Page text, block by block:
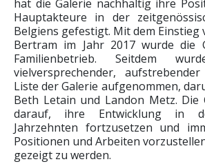
hat die Galerie nachhaltig ihre
Hauptakteure in der
Belgiens gefestigt. Mit dem Einstieg
Bertram im Jahr 2017 wurde die
Familienbetrieb. Seitdem
vielversprechender,
Liste der Galerie aufgenommen,
Beth Letain und Landon Metz. Die
darauf, ihre Entwicklung in
Jahrzehnten fortzusetzen und
Positionen und Arbeiten
gezeigt zu werden.